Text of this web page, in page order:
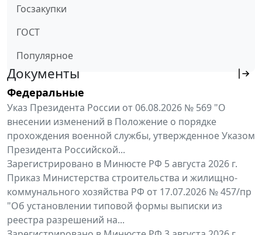
Госзакупки
ГОСТ
Популярное
Документы
Федеральные
Указ Президента России от 06.08.2026 № 569 "О
внесении изменений в Положение о порядке
прохождения военной службы, утвержденное Указом
Президента Российской...
Зарегистрировано в Минюсте РФ 5 августа 2026 г.
Приказ Министерства строительства и жилищно-
коммунального хозяйства РФ от 17.07.2026 № 457/пр
"Об установлении типовой формы выписки из
реестра разрешений на...